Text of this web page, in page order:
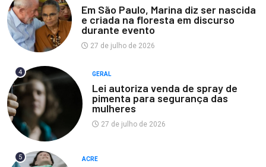
Em São Paulo, Marina diz ser nascida
e criada na floresta em discurso
durante evento
27 de julho de 2026
4 GERAL
Lei autoriza venda de spray de
pimenta para segurança das
mulheres
27 de julho de 2026
5 ACRE